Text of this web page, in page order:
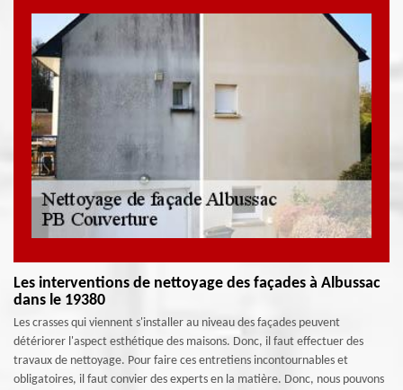
Les interventions de nettoyage des façades à Albussac
dans le 19380
Les crasses qui viennent s'installer au niveau des façades peuvent
détériorer l'aspect esthétique des maisons. Donc, il faut effectuer des
travaux de nettoyage. Pour faire ces entretiens incontournables et
obligatoires, il faut convier des experts en la matière. Donc, nous pouvons